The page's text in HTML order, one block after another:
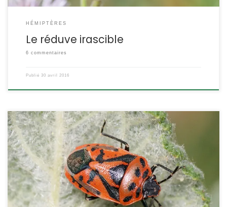
HÉMIPTÈRES
Le réduve irascible
6 commentaires
Publié 30 avril 2016
C’est une punaise noire et rouge à ne pas confondre avec le
gendarme. Plus abondante dans le sud de la France que dans
les autres régions, c’est sur les brassicacées qu’on la rencontre,
parfois en nombre, comme sa cousine, la punaise du chou. La
punaise décorée Eurydema ornata Linnaeus,1758 et Eurydema
ventralis […]